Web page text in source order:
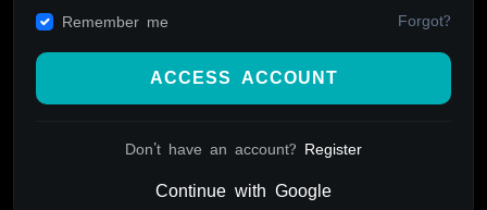
Remember me Forgot?
ACCESS ACCOUNT
Don't have an account? Register
Continue with Google